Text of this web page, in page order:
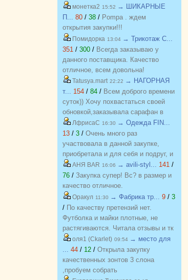
на вопросы. Спасибо!!!
монетка2 15:52 → ШИКАРНЫЕ
П... 80 / 38 / Pompa . ждем
открытия закупки!!!
Помидорка 13:04 → Трикотаж C...
351 / 300 / Всегда заказываю у
данного поставщика. Качество
отличное, всем довольна!
Tatusya.mart 22:22 → НАГОРНАЯ
т... 154 / 84 / Всем доброго времени
суток)) Хочу похвастаться своей
обновкой,заказывала сарафан в
закупке (Нагорная трикотаж) и
осталась в полном восторге от
качества)) Соответствие
размерности и качество Выше
всяких похвал))
ЛфрисаС 16:30 → Одежда FIN...
13 / 3 / Очень много раз
участвовала в данной закупке,
приобретала и для себя и подруг, и
джинсы, и джемпера, и платья, и
блузки, вещи качественные,
соответствуют размеру и
описанию, организатор умничка
всегда оперативно отвечает, с
удовольствием буду участвовать
еще!
АНЯ BAR 16:06 → avili-styl... 141 /
76 / Закупка супер! Вс? в размер и
качество отличное.
Оракул 11:30 → Фабрика тр... 9 / 3
/ По качеству претензий нет.
Футболка и майки плотные, не
растягиваются. Читала отзывы и тк
люблю не в облипку вещи, на свой
46р-р заказала все вещи 48, все
равно получилось в облипку, и на
мой взгляд на рост 165-168
оля1 (Ckarlet) 09:54 → место для
... 44 / 12 / Открыла закупку
качественных зонтов 3 слона
,пробуем собрать